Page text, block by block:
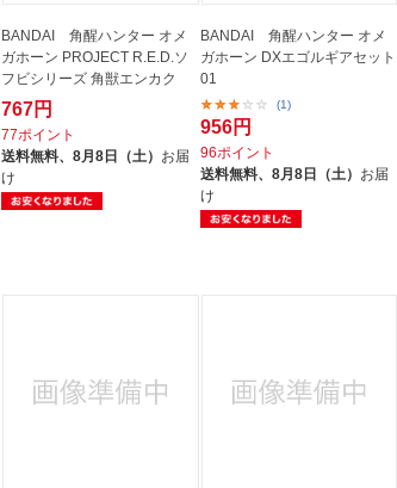
BANDAI 角醒ハンター オメ
ガホーン PROJECT R.E.D.ソ
フビシリーズ 角獣エンカク
767円
77ポイント
送料無料、8月8日（土） お届
け
BANDAI 角醒ハンター オメ
ガホーン DXエゴルギアセット
01
(1)
956円
96ポイント
送料無料、 8月8日（土） お届
け